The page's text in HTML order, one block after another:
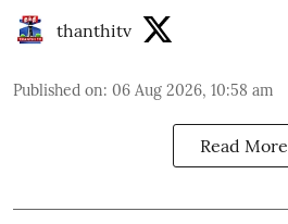
thanthitv
Published on: 06 Aug 2026, 10:58 am
Read More